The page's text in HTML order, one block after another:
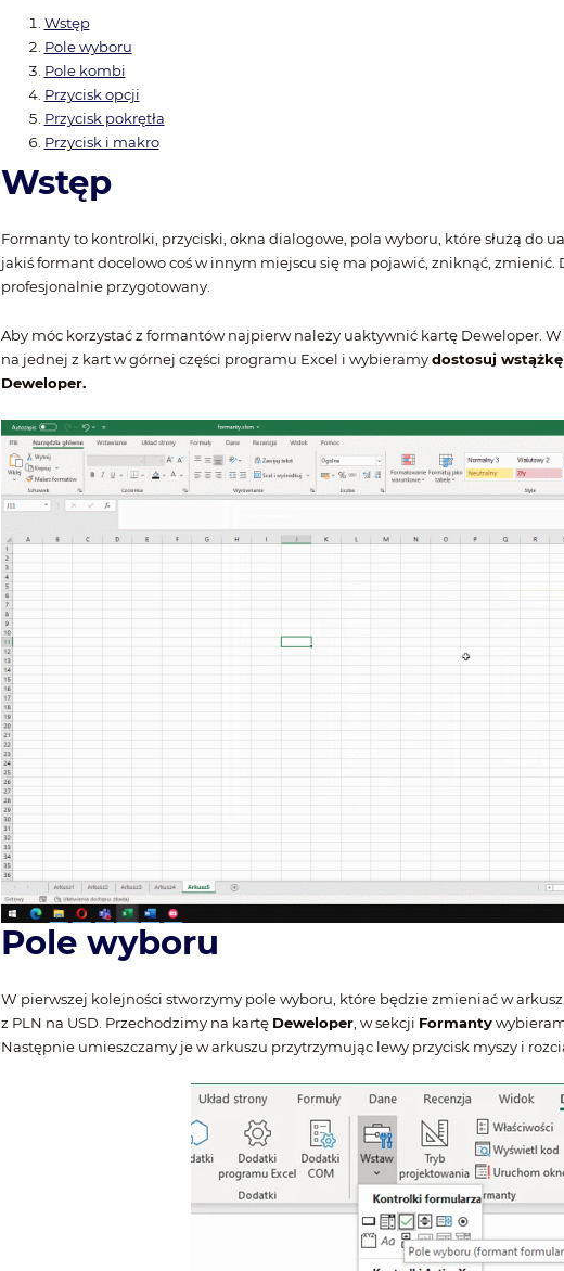
Wstęp
Pole wyboru
Pole kombi
Przycisk opcji
Przycisk pokrętła
Przycisk i makro
Wstęp
Formanty to kontrolki, przyciski, okna dialogowe, pola wyboru, które służą do
jakiś formant docelowo coś w innym miejscu się ma pojawić, zniknąć,
profesjonalnie przygotowany.
Aby móc korzystać z formantów najpierw należy uaktywnić kartę Deweloper.
na jednej z kart w górnej części programu Excel i wybieramydostosuj wstążkę
Deweloper.
Pole wyboru
W pierwszej kolejności stworzymy pole wyboru, które będzie zmieniać w
z PLN na USD. Przechodzimy na kartę Deweloper, w sekcji Formanty
Następnie umieszczamy je w arkuszu przytrzymując lewy przycisk myszy i